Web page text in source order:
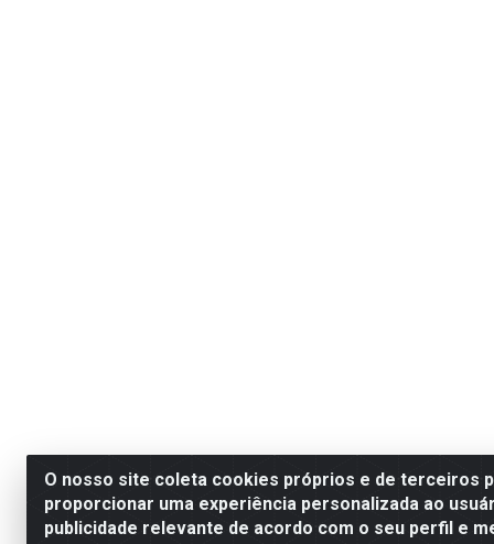
O nosso site coleta cookies próprios e de terceiros
proporcionar uma experiência personalizada ao
publicidade relevante de acordo com o seu perfil e